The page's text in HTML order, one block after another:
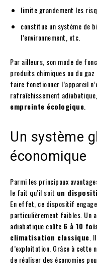
limite grandement les
constitue un système de
l’environnement, etc.
Par ailleurs, son mode de
produits chimiques ou du
faire fonctionner l’appareil
rafraîchissement
empreinte écologique
Un système
économique
Parmi les principaux
le fait qu’il soit un
En effet, ce dispositif
particulièrement faibles. Un
adiabatique coûte 6 à 10
climatisation classique .
d’exploitation. Grâce à cette
de réaliser des économies